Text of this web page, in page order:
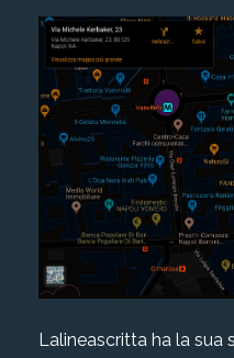
Lalineascritta ha la sua